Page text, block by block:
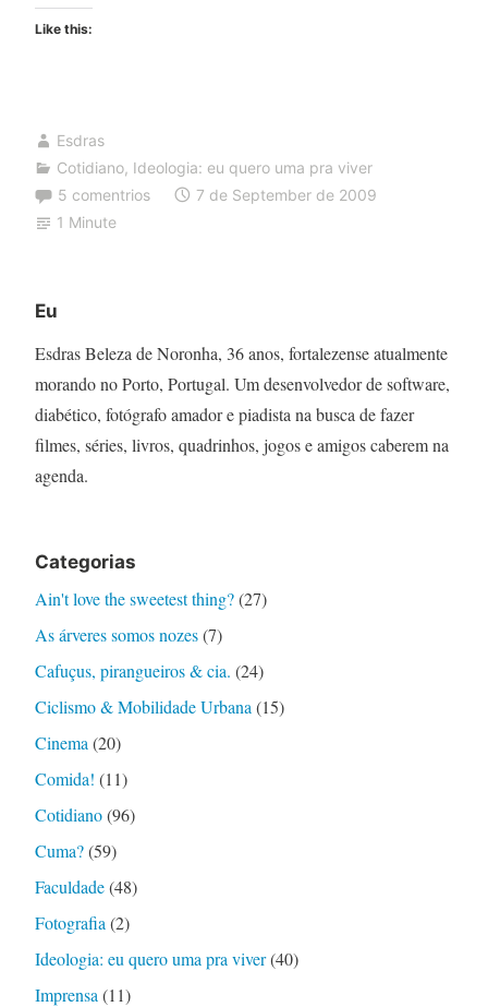
Like this:
Esdras
Cotidiano, Ideologia: eu quero uma pra viver
5 comentrios
7 de September de 2009
1 Minute
Eu
Esdras Beleza de Noronha, 36 anos, fortalezense atualmente
morando no Porto, Portugal. Um desenvolvedor de software,
diabético, fotógrafo amador e piadista na busca de fazer
filmes, séries, livros, quadrinhos, jogos e amigos caberem na
agenda.
Categorias
Ain't love the sweetest thing?(27)
As árveres somos nozes(7)
Cafuçus, pirangueiros & cia. (24)
Ciclismo & Mobilidade Urbana (15)
Cinema (20)
Comida! (11)
Cotidiano(96)
Cuma?(59)
Faculdade(48)
Fotografia (2)
Ideologia: eu quero uma pra viver(40)
Imprensa (11)